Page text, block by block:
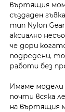
въртящия
създаден
тип Nylon
аксиално
че дори
подредени,
работи без
Имаме модели
почти всяка
на въртящия